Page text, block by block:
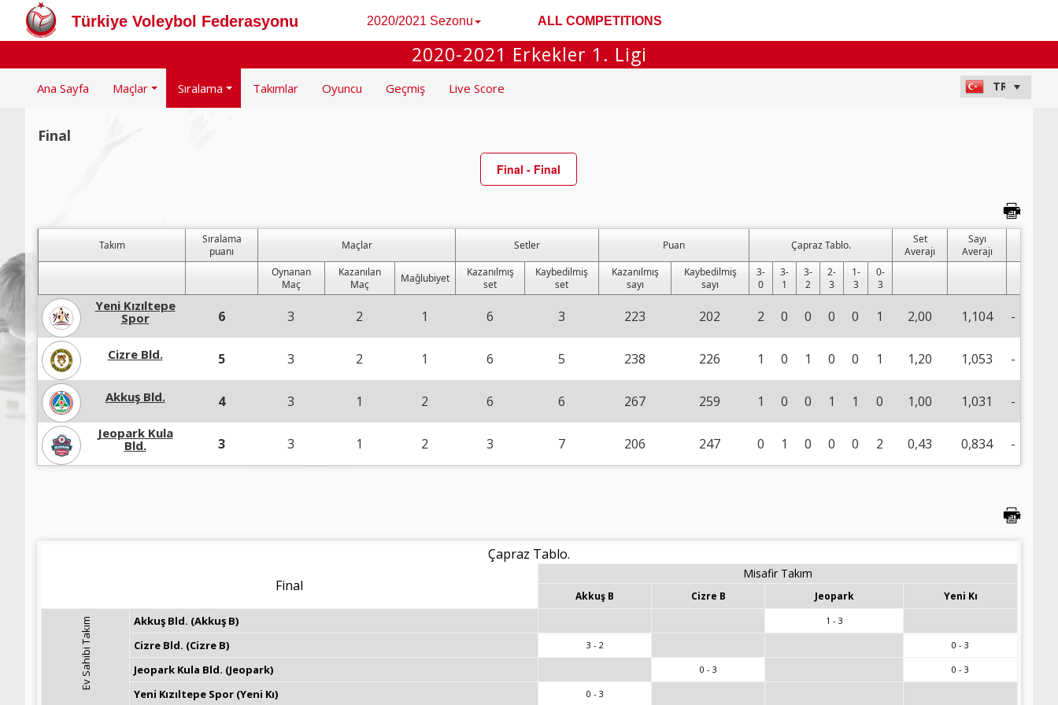
Türkiye Voleybol Federasyonu 2020/2021 Sezonu ALL COMPETITIONS
2020-2021 Erkekler 1. Ligi
Ana Sayfa Maçlar Sıralama Takımlar Oyuncu Geçmiş Live Score
Final
Final - Final
Takım
Sıralama
puanı
Maçlar Setler Puan Çapraz Tablo.
Set
Averajı
Sayı
Averajı
Oynanan
Maç
Kazanılan
Maç
Mağlubiyet
Kazanılmış
set
Kaybedilmiş
set
Kazanılmış
sayı
Kaybedilmiş
sayı
3-
0
3-
1
3-
2
2-
3
1-
3
0-
3
Yeni Kızıltepe
Spor
6 3 2 1 6 3 223 202 2 0 0 0 0 1 2,00 1,104 -
Cizre Bld. 5 3 2 1 6 5 238 226 1 0 1 0 0 1 1,20 1,053 -
Akkuş Bld. 4 3 1 2 6 6 267 259 1 0 0 1 1 0 1,00 1,031 -
Jeopark Kula
Bld.
3 3 1 2 3 7 206 247 0 1 0 0 0 2 0,43 0,834 -
Çapraz Tablo.
Final
Misafir Takım
Akkuş B Cizre B Jeopark Yeni Kı
Ev Sahibi Takım Akkuş Bld. (Akkuş B) 1 - 3
Cizre Bld. (Cizre B) 3 - 2 0 - 3
Jeopark Kula Bld. (Jeopark) 0 - 3 0 - 3
Yeni Kızıltepe Spor (Yeni Kı) 0 - 3